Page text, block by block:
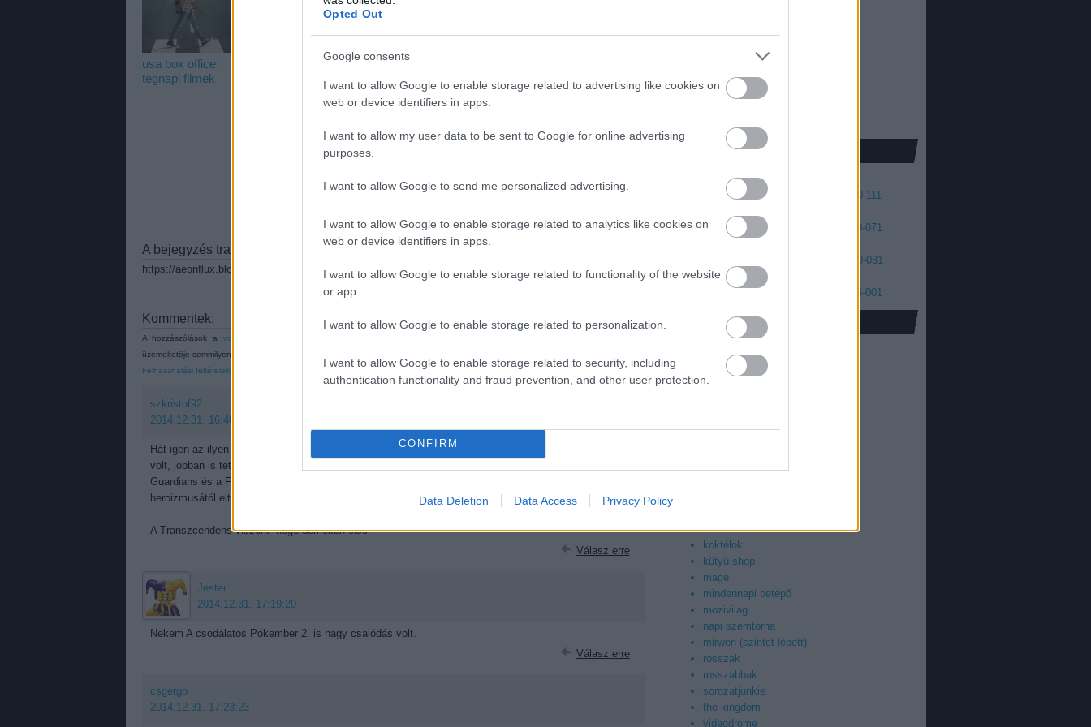
Opted Out
Google consents
I want to allow Google to enable storage related to advertising like cookies on
web or device identifiers in apps.
I want to allow my user data to be sent to Google for online advertising
purposes.
I want to allow Google to send me personalized advertising.
I want to allow Google to enable storage related to analytics like cookies on
web or device identifiers in apps.
I want to allow Google to enable storage related to functionality of the website
or app.
I want to allow Google to enable storage related to personalization.
I want to allow Google to enable storage related to security, including
authentication functionality and fraud prevention, and other user protection.
CONFIRM
Data Deletion Data Access Privacy Policy
usa box office:
tegnapi filmek
usa box office:
kis kedvencek
usa box office:
szörnyek
mamija
mami
usa box office: új
A bejegyzés trackback címe:
https://aeonflux.blog.hu/api/trackback/id/7026561
Kommentek:
A hozzászólások a vonatkozó jogszabályok
üzemeltetője semmilyen felelősséget nem vállal, azokat nem ellenőrzi. Kifogás esetén forduljon a blog szerkesztőjéhez. Részletek a
Felhasználási feltételekben
szkristof92
2014.12.31. 16:40:46
Hát igen az ilyen listák mindig erősen emberfüggőek nekem speciel az Amerika Kapitány 2 remek mozi
volt, jobban is tetszett mint a szintén szórakoztató de érzésem szerint eléggé agyonajnározott
Guardians és a Fury-val se voltak komoly gondok az utolsó fél óra kicsit magas fokra vitt
heroizmusától eltekintve.
A Transzcendens viszont megérdemelten első.
Válasz erre
Jester.
2014.12.31. 17:19:20
Nekem A csodálatos Pókember 2. is nagy csalódás volt.
Válasz erre
csgergo
2014.12.31. 17:23:23
jack skellington
2012 2011
Takács Máté
150-141 140-131 120-111
110-101 100-091 080-071
040-031
005-001
asiafan
az igazi
filmbuzi
korea-fan
koktélok
kütyü shop
mage
mindennapi betépő
mozivilag
napi szemtorna
mirwen (szintet lépett)
rosszak
rosszabbak
sorozatjunkie
the kingdom
videodrome